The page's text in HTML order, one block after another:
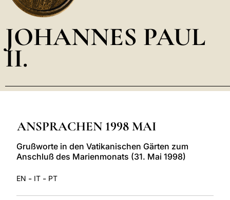
POLSKI
JOHANNES PAUL
II.
ANSPRACHEN 1998 MAI
Grußworte in den Vatikanischen Gärten zum
Anschluß des Marienmonats (31. Mai 1998)
EN - IT - PT